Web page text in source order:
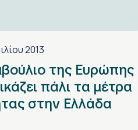
2013
της Ευρώπης
πάλι τα μέτρα
στην Ελλάδα